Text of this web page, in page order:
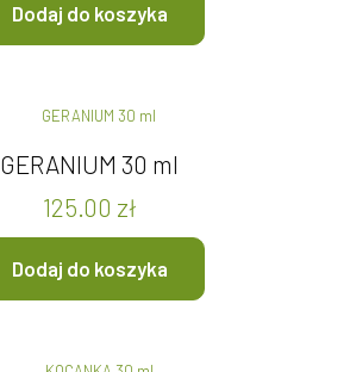
Dodaj do koszyka
GERANIUM 30 ml
125.00 zł
Dodaj do koszyka